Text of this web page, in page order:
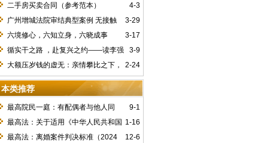
族谋复兴 ——读习近平总书记会见中国国
民党主席郑丽文重要讲话有感
4-3
二手房买卖合同（参考范本）
3-29
广州增城法院审结典型案例 无接触
交通事故逆行方仍担责赔偿25万余元
3-17
六境修心，六知立身，六晓成事
3-9
循实干之路 ，赴复兴之约——读李强
总理十四届全国人大四次会议政府工作报
告有感
2-24
大额压岁钱的虚无：亲情攀比之下，
毁了孩子，何来意义？
本类推荐
9-1
最高院民一庭：有配偶者与他人同
居，为解除同居关系，双方以借款或其他
形式确定补偿金，一方起诉要求支付该补
1-16
最高法：关于适用《中华人民共和国
民法典》婚姻家庭编的解释（二）
12-6
最高法：离婚案件判决标准（2024